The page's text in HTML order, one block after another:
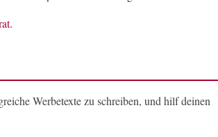
Werbetexte zu schreiben, und hilf deinen